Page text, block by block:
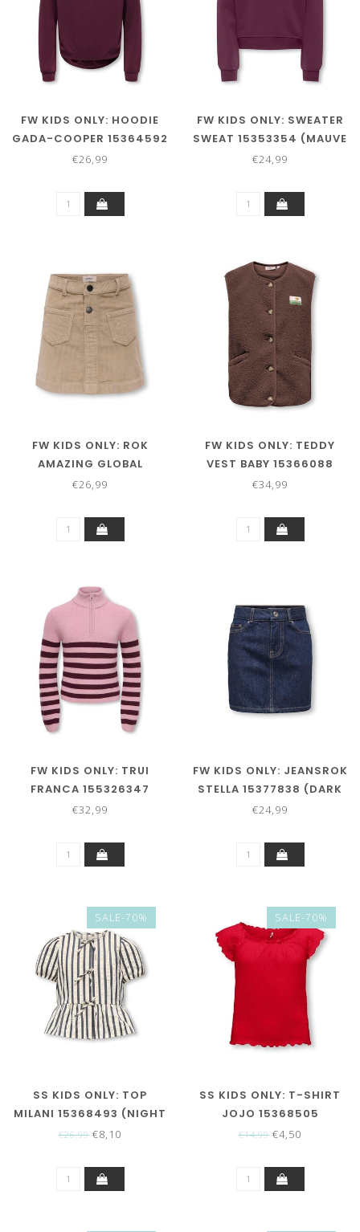
FW KIDS ONLY: HOODIE
GADA-COOPER 15364592
(FIGFIG)
€26,99
FW KIDS ONLY: SWEATER
SWEAT 15353354 (MAUVE
WINE)
€24,99
FW KIDS ONLY: ROK
AMAZING GLOBAL
15353359 (GOAT)
€26,99
FW KIDS ONLY: TEDDY
VEST BABY 15366088
(CHOCOLATE MARTINI)
€34,99
FW KIDS ONLY: TRUI
FRANCA 155326347
(KEEPSAKE LILAC
€32,99
FW KIDS ONLY: JEANSROK
STELLA 15377838 (DARK
BLUE DENIM)
€24,99
SALE-70%
SS KIDS ONLY: TOP
MILANI 15368493 (NIGHT
SKY CLOUD DANCER)
€26,99 €8,10
SALE-70%
SS KIDS ONLY: T-SHIRT
JOJO 15368505
(BARBADOS CHERRY)
€14,99 €4,50